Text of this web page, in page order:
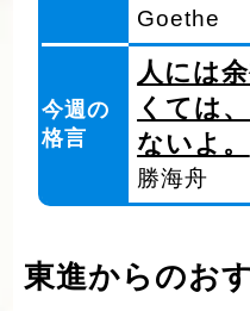
Goethe
今週の
格言
人には
くては
ないよ。
勝海舟
東進からのお